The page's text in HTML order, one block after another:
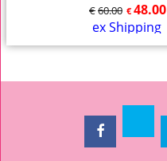
€60.00 € 48.00
ex Shipping